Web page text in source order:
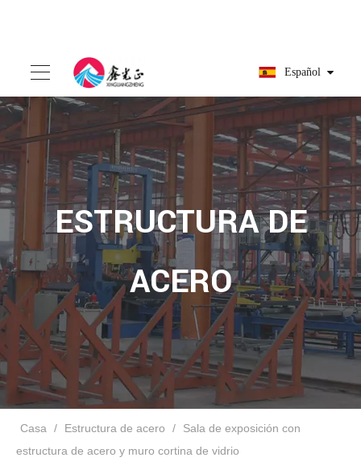
Español
ESTRUCTURA DE
ACERO
Casa / Estructura de acero /
Sala de exposición con
estructura de acero y muro cortina de vidrio